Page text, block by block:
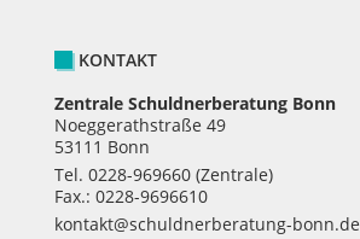
KONTAKT
Zentrale Schuldnerberatung Bonn
Noeggerathstraße 49
53111 Bonn
Tel. 0228-969660(Zentrale)
Fax.: 0228-9696610
kontakt@schuldnerberatung-bonn.de